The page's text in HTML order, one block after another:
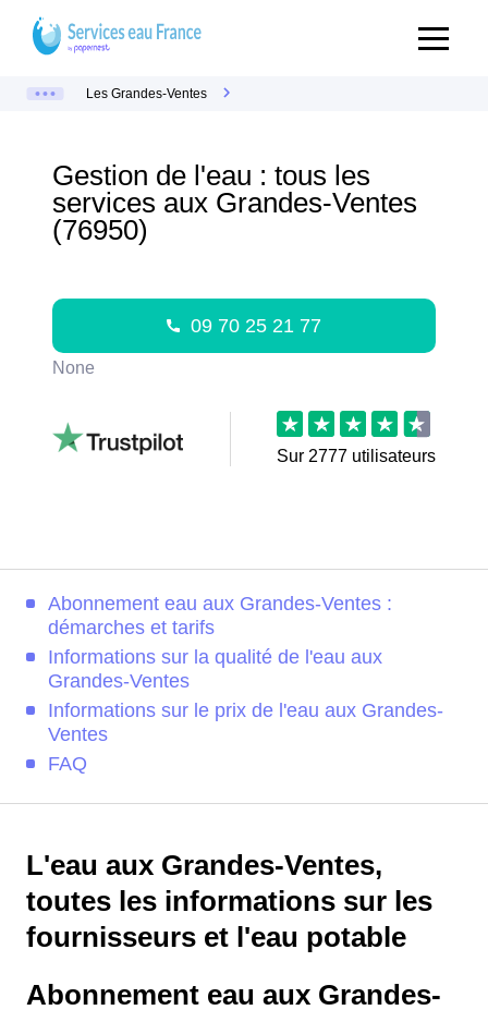
Les Grandes-Ventes
Gestion de l'eau : tous les
services aux Grandes-Ventes
(76950)
09 70 25 21 77
None
Sur 2777 utilisateurs
Abonnement eau aux Grandes-Ventes :
démarches et tarifs
Informations sur la qualité de l'eau aux
Grandes-Ventes
Informations sur le prix de l'eau aux Grandes-
Ventes
FAQ
L'eau aux Grandes-Ventes,
toutes les informations sur les
fournisseurs et l'eau potable
Abonnement eau aux Grandes-